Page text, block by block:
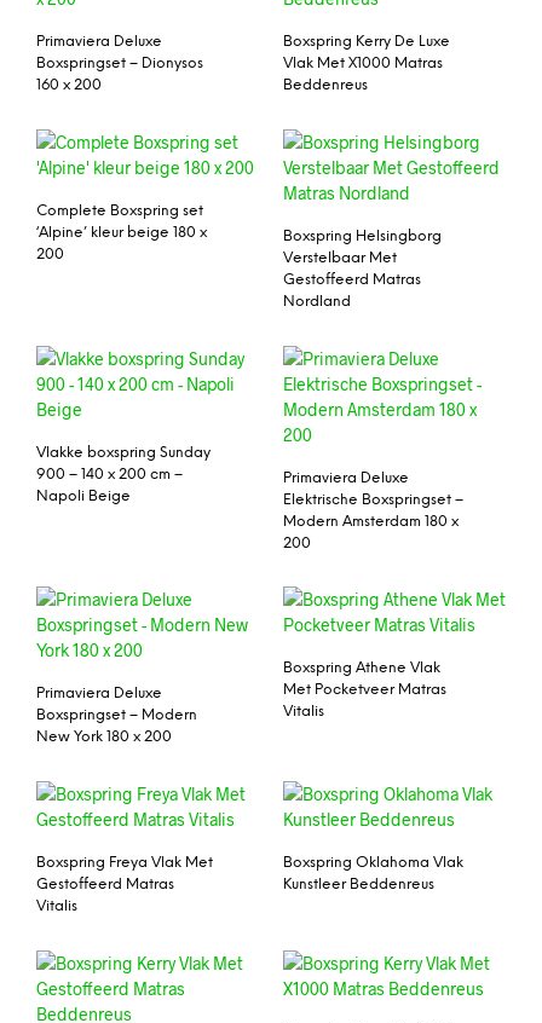
Primaviera Deluxe
Boxspringset – Dionysos
160 x 200
Boxspring Kerry De Luxe
Vlak Met X1000 Matras
Beddenreus
Complete Boxspring set
‘Alpine’ kleur beige 180 x
200
Boxspring Helsingborg
Verstelbaar Met
Gestoffeerd Matras
Nordland
Vlakke boxspring Sunday
900 – 140 x 200 cm –
Napoli Beige
Primaviera Deluxe
Elektrische Boxspringset –
Modern Amsterdam 180 x
200
Primaviera Deluxe
Boxspringset – Modern
New York 180 x 200
Boxspring Athene Vlak
Met Pocketveer Matras
Vitalis
Boxspring Freya Vlak Met
Gestoffeerd Matras
Vitalis
Boxspring Oklahoma Vlak
Kunstleer Beddenreus